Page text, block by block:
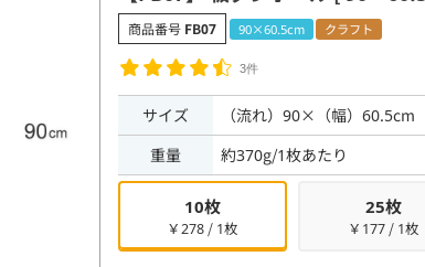
商品番号 FB07 90×60.5cm クラフト
3件
サイズ （流れ）90×（幅）60.5cm
重量
約370g/1枚あたり
10枚
￥278 / 1枚
25枚
￥177 / 1枚